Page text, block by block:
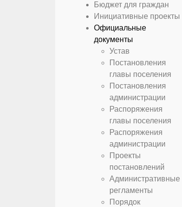
Бюджет для граждан
Инициативные проекты
Официальные
документы
Устав
Постановления
главы поселения
Постановления
администрации
Распоряжения
главы поселения
Распоряжения
администрации
Проекты
постановлений
Административные
регламенты
Порядок